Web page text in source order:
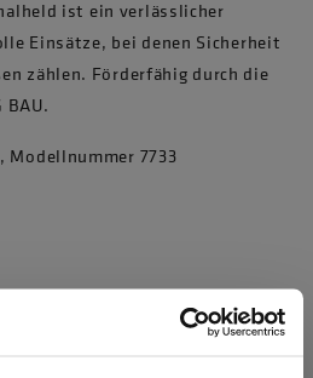
ist ein verlässlicher
Einsätze, bei denen Sicherheit
zählen. Förderfähig durch die
BAU.
Modellnummer 7733
Performance
50 Haushaltswäschen (EN 20471)